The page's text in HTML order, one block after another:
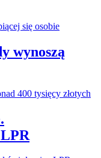
wynoszą